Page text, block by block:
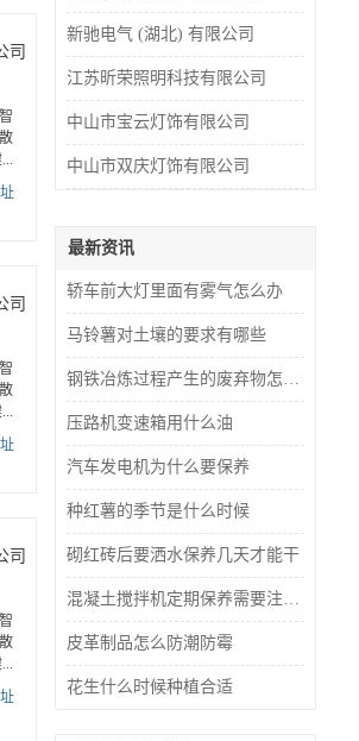
司
司
司
新驰电气 (湖北) 有限公司
江苏昕荣照明科技有限公司
中山市宝云灯饰有限公司
中山市双庆灯饰有限公司
最新资讯
轿车前大灯里面有雾气怎么办
马铃薯对土壤的要求有哪些
钢铁冶炼过程产生的废弃物怎么处理
压路机变速箱用什么油
汽车发电机为什么要保养
种红薯的季节是什么时候
砌红砖后要洒水保养几天才能干
混凝土搅拌机定期保养需要注意什么
皮革制品怎么防潮防霉
花生什么时候种植合适